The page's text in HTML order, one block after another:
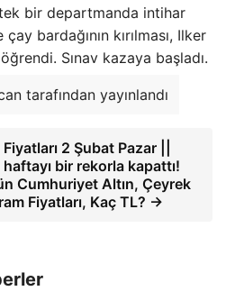
tek bir departmanda intihar
bardağının kırılması, Ilker
Sınav kazaya başladı.
tarafından yayınlandı
Fiyatları 2 Şubat Pazar ||
haftayı bir rekorla kapattı!
Cumhuriyet Altın, Çeyrek
Fiyatları, Kaç TL? →